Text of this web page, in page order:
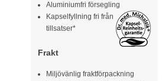
Aluminiumfri försegling
Kapselfyllning fri från
tillsatser*
Frakt
Miljövänlig fraktförpackning